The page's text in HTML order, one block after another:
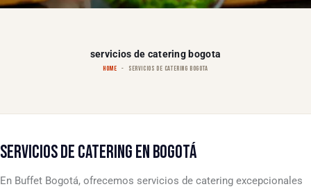
servicios de catering bogota
HOME SERVICIOS DE CATERING BOGOTA
SERVICIOS DE CATERING EN BOGOTÁ
En Buffet Bogotá, ofrecemos servicios de catering excepcionales